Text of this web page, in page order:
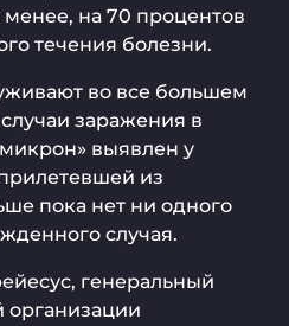
на 70 процентов
течения болезни.
во все большем
заражения в
выявлен у
из
пока нет ни одного
случая.
генеральный